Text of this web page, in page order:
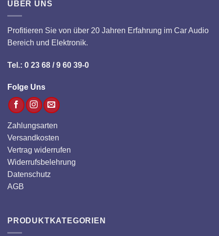
ÜBER UNS
Profitieren Sie von über 20 Jahren Erfahrung im Car Audio
Bereich und Elektronik.
Tel.: 0 23 68 / 9 60 39-0
Folge Uns
Zahlungsarten
Versandkosten
Vertrag widerrufen
Widerrufsbelehrung
Datenschutz
AGB
PRODUKTKATEGORIEN